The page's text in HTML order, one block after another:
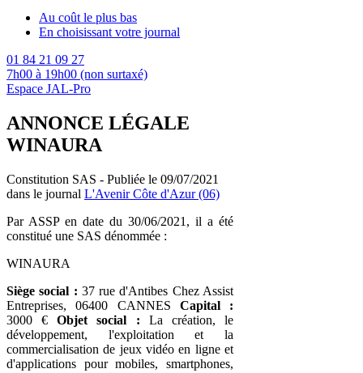
Au coût le plus bas
En choisissant votre journal
01 84 21 09 27
7h00 à 19h00 (non surtaxé)
Espace JAL-Pro
ANNONCE LÉGALE
WINAURA
Constitution SAS - Publiée le 09/07/2021
dans le journal L'Avenir Côte d'Azur (06)
Par ASSP en date du 30/06/2021, il a été
constitué une SAS dénommée :
WINAURA
Siège social : 37 rue d'Antibes Chez Assist
Entreprises, 06400 CANNES Capital :
3000 €Objet social : La création, le
développement, l'exploitation et la
commercialisation de jeux vidéo en ligne et
d'applications pour mobiles, smartphones,